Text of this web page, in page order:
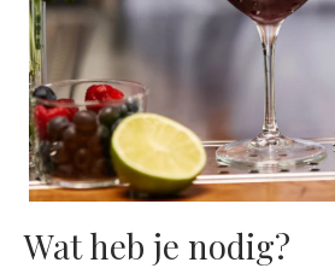
Wat heb je nodig?